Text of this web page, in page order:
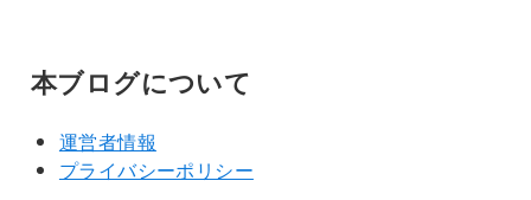
本ブログについて
運営者情報
プライバシーポリシー